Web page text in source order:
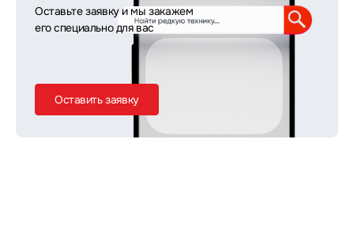
Оставьте заявку и мы закажем
его специально для вас
Оставить заявку